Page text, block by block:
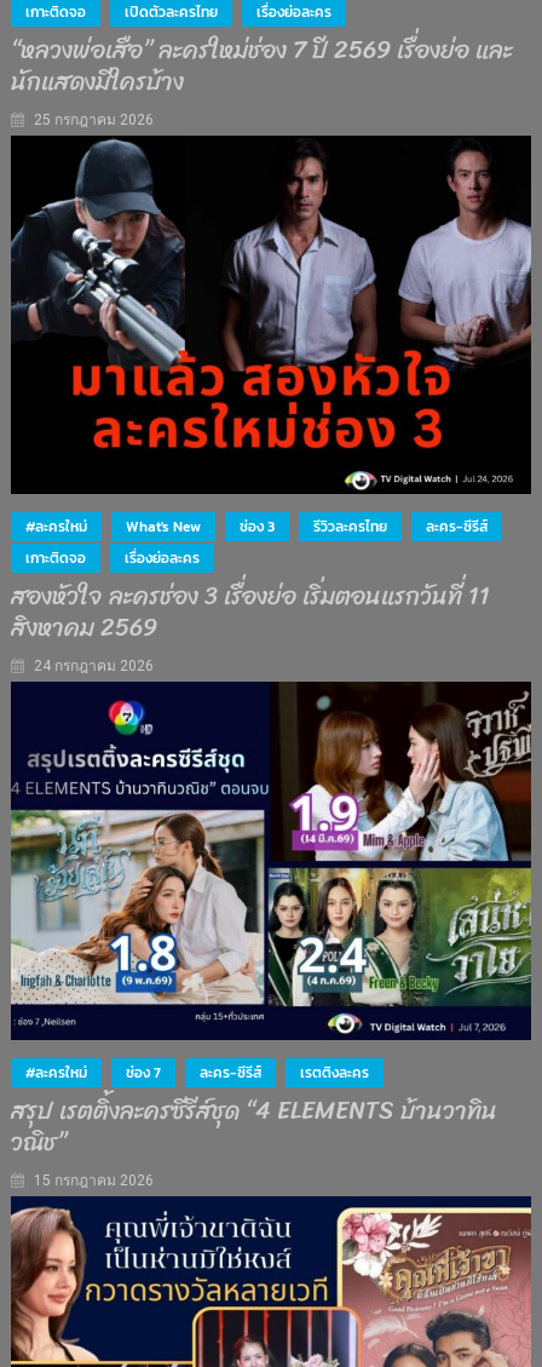
เกาะติดจอ
เปิดตัวละครไทย เรื่องย่อละคร
“หลวงพ่อเสือ” ละครใหม่ช่อง 7 ปี 2569 เรื่องย่อ และ
นักแสดงมีใครบ้าง
25 กรกฎาคม 2026
#ละครใหม่ What's New ช่อง 3 รีวิวละครไทย
ละคร-ซีรีส์
เกาะติดจอ
เรื่องย่อละคร
สองหัวใจ ละครช่อง 3 เรื่องย่อ เริ่มตอนแรกวันที่ 11
สิงหาคม 2569
24 กรกฎาคม 2026
#ละครใหม่ ช่อง 7 ละคร-ซีรีส์ เรตติงละคร
สรุป เรตติ้งละครซีรีส์ชุด “4 ELEMENTS บ้านวาทิน
วณิช”
15 กรกฎาคม 2026